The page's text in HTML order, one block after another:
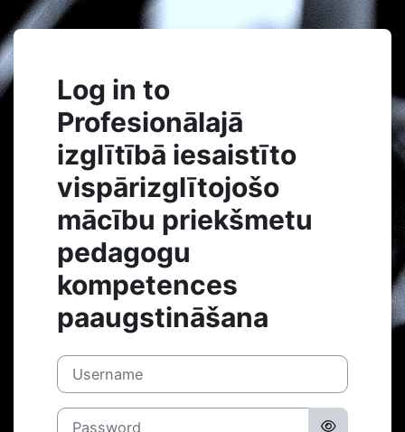
Skip to main content
Log in to
Profesionālajā
izglītībā iesaistīto
vispārizglītojošo
mācību priekšmetu
pedagogu
kompetences
paaugstināšana
Username
Password